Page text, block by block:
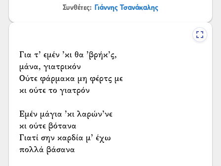
Συνθέτες: Γιάννης Τσανάκαλης
Για τ’ εμέν ’κι θα ’βρήκ’ς,
μάνα, γιατρικόν
Ούτε φάρμακα μη φέρτς με
κι ούτε το γιατρόν
Εμέν μάγια ’κι λαρών’νε
κι ούτε βότανα
Γιατί σην καρδία μ’ έχω
πολλά βάσανα